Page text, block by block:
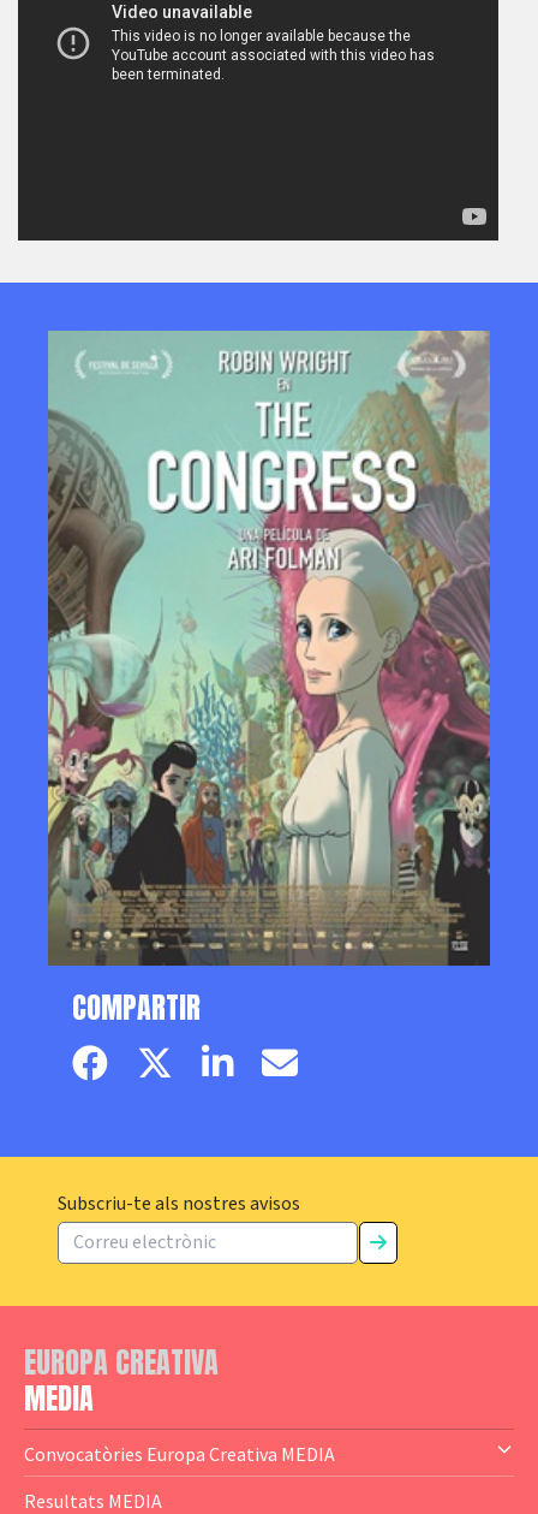
COMPARTIR
Facebook pageTwitter page
LinkedinEmail
Subscriu-te als nostres avisos
EUROPA CREATIVA
MEDIA
Convocatòries Europa Creativa MEDIA
— Content Cluster
Resultats MEDIA